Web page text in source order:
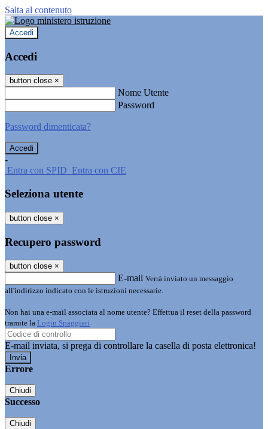
Salta al contenuto
Accedi
Accedi
button close ×
Nome Utente
Password
Password dimenticata?
-
Entra con SPID Entra con CIE
Seleziona utente
button close ×
Recupero password
button close ×
E-mail Verrà inviato un messaggio
all'indirizzo indicato con le istruzioni necessarie.
Non hai una e-mail associata al nome utente? Effettua il reset della password
tramite la Login Spaggiari
E-mail inviata, si prega di controllare la casella di posta elettronica!
Errore
Chiudi
Successo
Chiudi